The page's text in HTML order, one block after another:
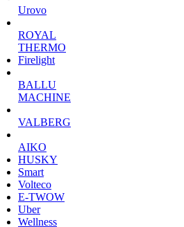
Urovo
ROYAL
THERMO
Firelight
BALLU
MACHINE
VALBERG
AIKO
HUSKY
Smart
Volteco
E-TWOW
Uber
Wellness